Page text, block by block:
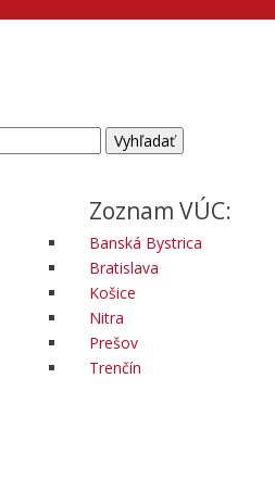
Zoznam VÚC:
Banská Bystrica
Bratislava
Košice
Nitra
Prešov
Trenčín